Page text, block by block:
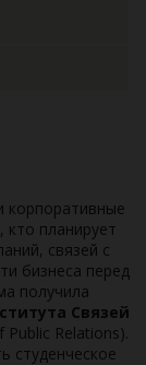
корпоративные
кто планирует
связей с
бизнеса перед
получила
Связей
Relations).
студенческое